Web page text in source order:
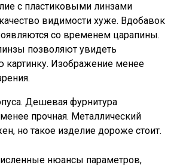
с пластиковыми линзами
видимости хуже. Вдобавок
со временем царапины.
позволяют увидеть
картинку. Изображение менее
Дешевая фурнитура
прочная. Металлический
но такое изделие дороже стоит.
нюансы параметров,